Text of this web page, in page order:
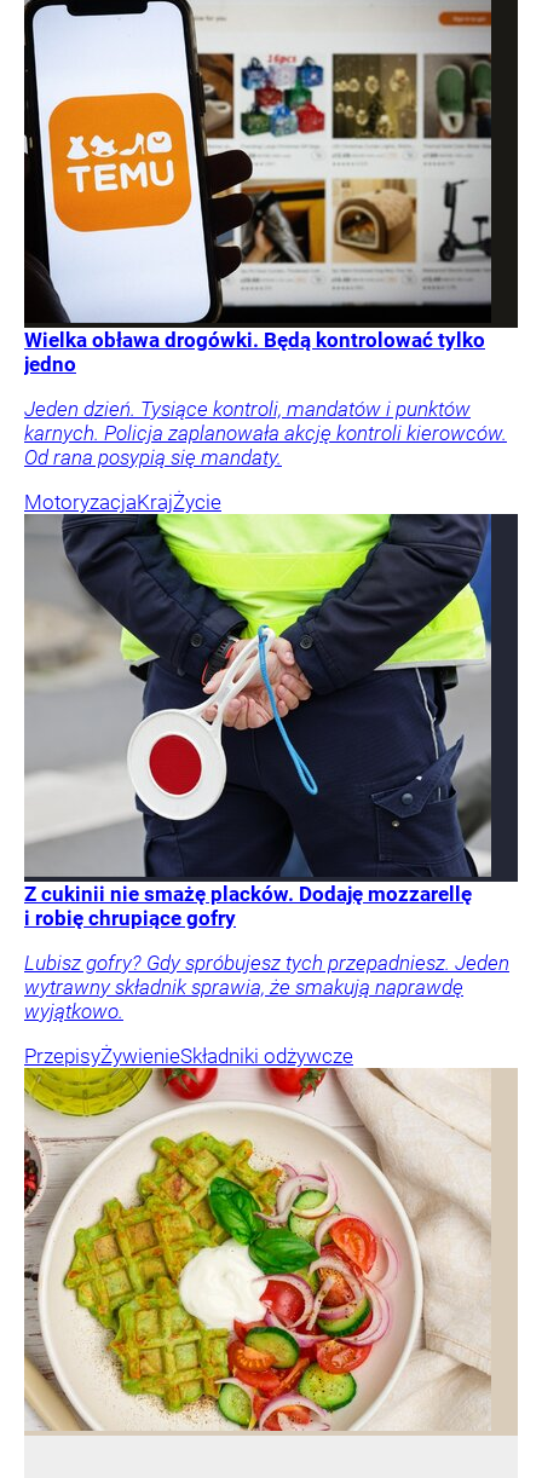
Wielka obława drogówki. Będą kontrolować tylko
jedno
Jeden dzień. Tysiące kontroli, mandatów i punktów
karnych. Policja zaplanowała akcję kontroli kierowców.
Od rana posypią się mandaty.
MotoryzacjaKrajŻycie
Z cukinii nie smażę placków. Dodaję mozzarellę
i robię chrupiące gofry
Lubisz gofry? Gdy spróbujesz tych przepadniesz. Jeden
wytrawny składnik sprawia, że smakują naprawdę
wyjątkowo.
PrzepisyŻywienieSkładniki odżywcze